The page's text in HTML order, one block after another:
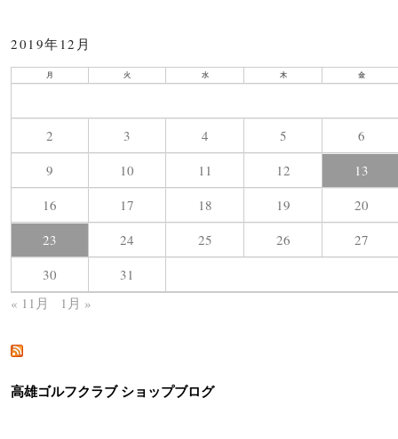
2019年12月
月 火 水 木 金
2 3 4 5
6
9
10 11 12
13
16
17 18 19
20
23
24 25 26
27
30
31
« 11月
1月 »
高雄ゴルフクラブ ショップブログ